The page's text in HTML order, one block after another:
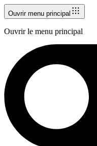
Ouvrir menu principal
Ouvrir le menu principal